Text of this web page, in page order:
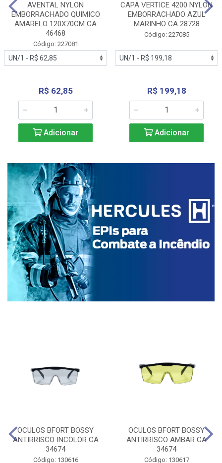
AVENTAL NYLON
EMBORRACHADO QUIMICO
AMARELO 120X70CM CA
46468
Código: 227081
R$ 62,85
Adicionar
CAPA VERTICE 4200 NYLON
EMBORRACHADO AZUL
MARINHO CA 28728
Código: 227085
R$ 199,18
Adicionar
OCULOS BFORT BOSSY
ANTIRRISCO INCOLOR CA
34674
Código: 130616
OCULOS BFORT BOSSY
ANTIRRISCO AMBAR CA
34674
Código: 130617